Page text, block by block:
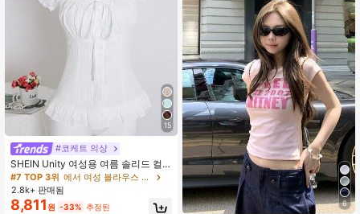
15
#코케트 의상
SHEIN Unity 여성용 여름 솔리드 컬
러 허리 벨트 러플 리본 커프스 반팔
셔츠
#7 TOP 3위
에서 여성 블라우스 및 셔츠
2.8k+ 판매됨
8,811 원 -33% 추정된 6